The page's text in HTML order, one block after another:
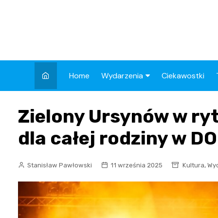
Home Wydarzenia
Wypadek
Drogi
Ciekawostki
Zielony Ursynów w
dla całej rodziny w
Stanisław Pawłowski 11 września 2025 Kultura,